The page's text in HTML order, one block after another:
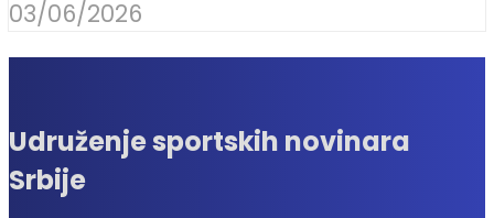
03/06/2026
Udruženje sportskih novinara
Srbije